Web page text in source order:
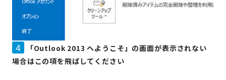
4
「Outlook 2013 へようこそ」の画面が表示されない
場合はこの項を飛ばしてください